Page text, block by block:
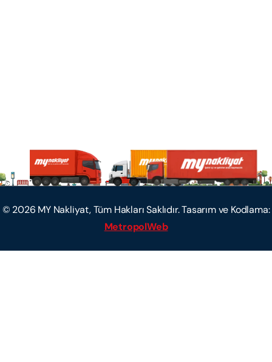
© 2026 MY Nakliyat, Tüm Hakları Saklıdır. Tasarım ve Kodlama:
MetropolWeb